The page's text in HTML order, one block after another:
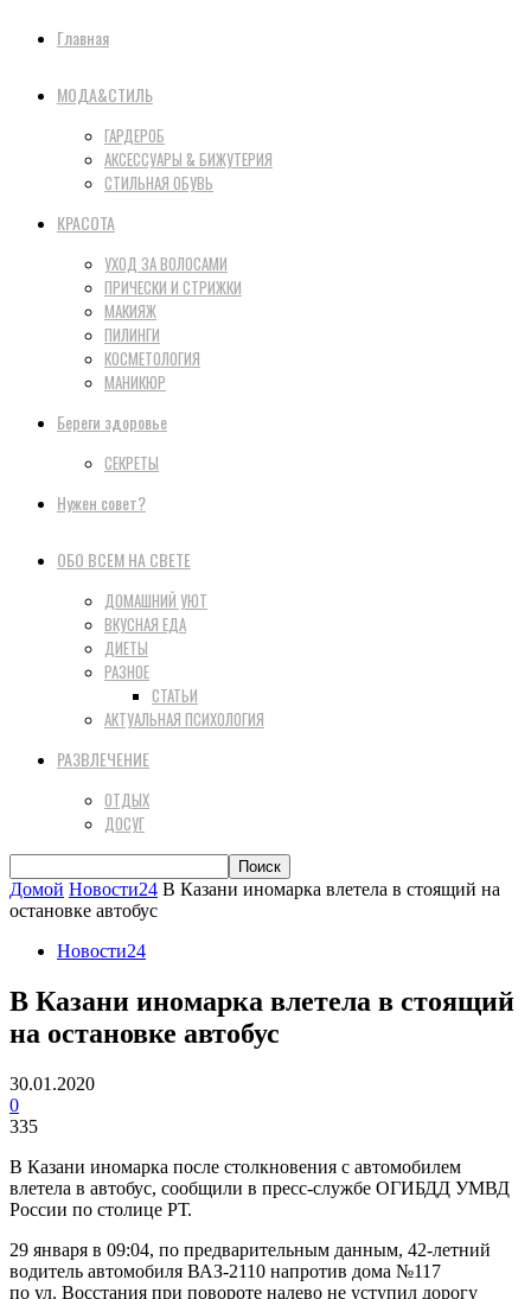
Главная
МОДА&СТИЛЬ
ГАРДЕРОБ
АКСЕССУАРЫ & БИЖУТЕРИЯ
СТИЛЬНАЯ ОБУВЬ
КРАСОТА
УХОД ЗА ВОЛОСАМИ
ПРИЧЕСКИ И СТРИЖКИ
МАКИЯЖ
ПИЛИНГИ
КОСМЕТОЛОГИЯ
МАНИКЮР
Береги здоровье
СЕКРЕТЫ
Нужен совет?
ОБО ВСЕМ НА СВЕТЕ
ДОМАШНИЙ УЮТ
ВКУСНАЯ ЕДА
ДИЕТЫ
РАЗНОЕ
СТАТЬИ
АКТУАЛЬНАЯ ПСИХОЛОГИЯ
РАЗВЛЕЧЕНИЕ
ОТДЫХ
ДОСУГ
Домой Новости24 В Казани иномарка влетела в стоящий на
остановке автобус
Новости24
В Казани иномарка влетела в стоящий
на остановке автобус
30.01.2020
0
335
В Казани иномарка после столкновения с автомобилем
влетела в автобус, сообщили в пресс-службе ОГИБДД УМВД
России по столице РТ.
29 января в 09:04, по предварительным данным, 42-летний
водитель автомобиля ВАЗ-2110 напротив дома №117
по ул. Восстания при повороте налево не уступил дорогу